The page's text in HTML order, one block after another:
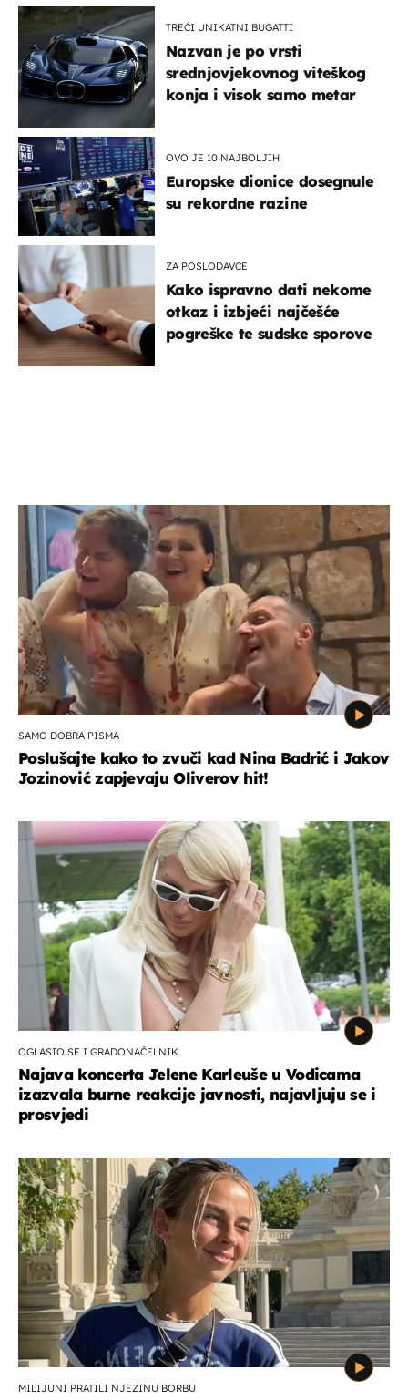
TREĆI UNIKATNI BUGATTI
Nazvan je po vrsti
srednjovjekovnog viteškog
konja i visok samo metar
OVO JE 10 NAJBOLJIH
Europske dionice dosegnule
su rekordne razine
ZA POSLODAVCE
Kako ispravno dati nekome
otkaz i izbjeći najčešće
pogreške te sudske sporove
SAMO DOBRA PISMA
Poslušajte kako to zvuči kad Nina Badrić i Jakov
Jozinović zapjevaju Oliverov hit!
OGLASIO SE I GRADONAČELNIK
Najava koncerta Jelene Karleuše u Vodicama
izazvala burne reakcije javnosti, najavljuju se i
prosvjedi
MILIJUNI PRATILI NJEZINU BORBU